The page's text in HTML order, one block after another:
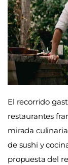
El recorrido
restaurantes
mirada
de sushi y
propuesta del